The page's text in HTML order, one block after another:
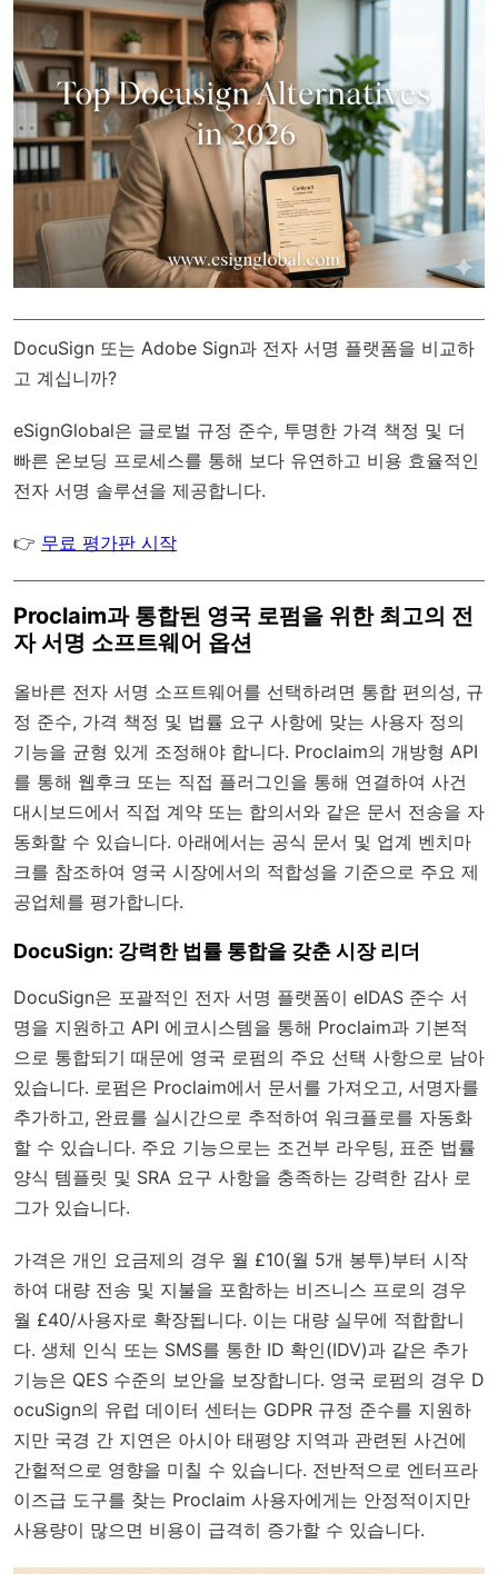
DocuSign 또는 Adobe Sign과 전자 서명 플랫폼을 비교하
고 계십니까?
eSignGlobal은 글로벌 규정 준수, 투명한 가격 책정 및 더
빠른 온보딩 프로세스를 통해 보다 유연하고 비용 효율적인
전자 서명 솔루션을 제공합니다.
👉 무료 평가판 시작
Proclaim과 통합된 영국 로펌을 위한 최고의 전
자 서명 소프트웨어 옵션
올바른 전자 서명 소프트웨어를 선택하려면 통합 편의성, 규
정 준수, 가격 책정 및 법률 요구 사항에 맞는 사용자 정의
기능을 균형 있게 조정해야 합니다. Proclaim의 개방형 API
를 통해 웹후크 또는 직접 플러그인을 통해 연결하여 사건
대시보드에서 직접 계약 또는 합의서와 같은 문서 전송을 자
동화할 수 있습니다. 아래에서는 공식 문서 및 업계 벤치마
크를 참조하여 영국 시장에서의 적합성을 기준으로 주요 제
공업체를 평가합니다.
DocuSign: 강력한 법률 통합을 갖춘 시장 리더
DocuSign은 포괄적인 전자 서명 플랫폼이 eIDAS 준수 서
명을 지원하고 API 에코시스템을 통해 Proclaim과 기본적
으로 통합되기 때문에 영국 로펌의 주요 선택 사항으로 남아
있습니다. 로펌은 Proclaim에서 문서를 가져오고, 서명자를
추가하고, 완료를 실시간으로 추적하여 워크플로를 자동화
할 수 있습니다. 주요 기능으로는 조건부 라우팅, 표준 법률
양식 템플릿 및 SRA 요구 사항을 충족하는 강력한 감사 로
그가 있습니다.
가격은 개인 요금제의 경우 월 £10(월 5개 봉투)부터 시작
하여 대량 전송 및 지불을 포함하는 비즈니스 프로의 경우
월 £40/사용자로 확장됩니다. 이는 대량 실무에 적합합니
다. 생체 인식 또는 SMS를 통한 ID 확인(IDV)과 같은 추가
기능은 QES 수준의 보안을 보장합니다. 영국 로펌의 경우 D
ocuSign의 유럽 데이터 센터는 GDPR 규정 준수를 지원하
지만 국경 간 지연은 아시아 태평양 지역과 관련된 사건에
간헐적으로 영향을 미칠 수 있습니다. 전반적으로 엔터프라
이즈급 도구를 찾는 Proclaim 사용자에게는 안정적이지만
사용량이 많으면 비용이 급격히 증가할 수 있습니다.